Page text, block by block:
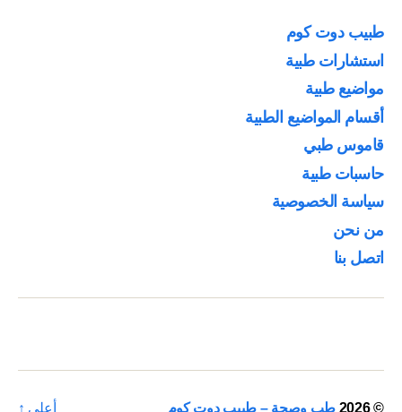
طبيب دوت كوم
استشارات طبية
مواضيع طبية
أقسام المواضيع الطبية
قاموس طبي
حاسبات طبية
سياسة الخصوصية
من نحن
اتصل بنا
© 2026 طب وصحة – طبيب دوت كوم أعلى ↑